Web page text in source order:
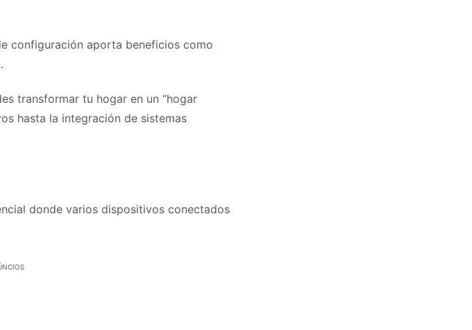
configuración aporta beneficios como
transformar tu hogar en un “hogar
hasta la integración de sistemas
donde varios dispositivos conectados